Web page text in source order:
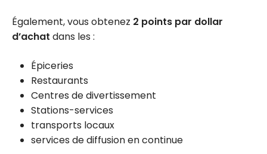
Également, vous obtenez 2 points par dollar
d’achat dans les :
Épiceries
Restaurants
Centres de divertissement
Stations-services
transports locaux
services de diffusion en continue